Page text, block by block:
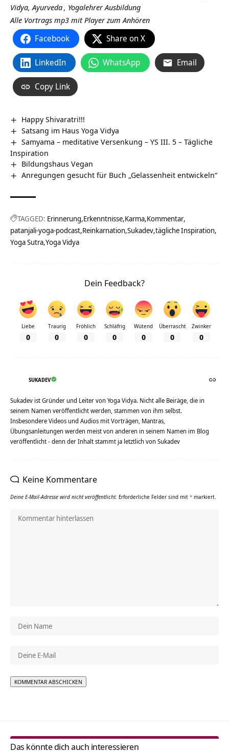
Vidya,Ayurveda, Yogalehrer Ausbildung
Alle Vortrags mp3 mit Player zum Anhören
Facebook Share on X
LinkedIn WhatsApp Email
Copy Link
Happy Shivaratri!!!
Satsang im Haus Yoga Vidya
Samyama – meditative Versenkung – YS III. 5 – Tägliche
Inspiration
Bildungshaus Vegan
Anregungen gesucht für Buch „Gelassenheit entwickeln“
TAGGED: Erinnerung Erkenntnisse Karma Kommentar
patanjali-yoga-podcast Reinkarnation Sukadev tägliche Inspiration
Yoga Sutra Yoga Vidya
Dein Feedback?
Liebe
0
Traurig
0
Fröhlich
0
Schläfrig
0
Wütend
0
Überrascht
0
Zwinker
0
SUKADEV
Sukadev ist Gründer und Leiter von Yoga Vidya. Nicht alle Beiräge, die in
seinem Namen veröffentlicht werden, stammen von ihm selbst.
Insbesondere Videos und Audios mit Vorträgen, Mantras,
Übungsanleitungen werden meist von anderen in seinem Namen im Blog
veröffentlicht - denn der Inhalt stammt ja letztlich von Sukadev
Keine Kommentare
Deine E-Mail-Adresse wird nicht veröffentlicht. Erforderliche Felder sind mit * markiert.
Das könnte dich auch interessieren